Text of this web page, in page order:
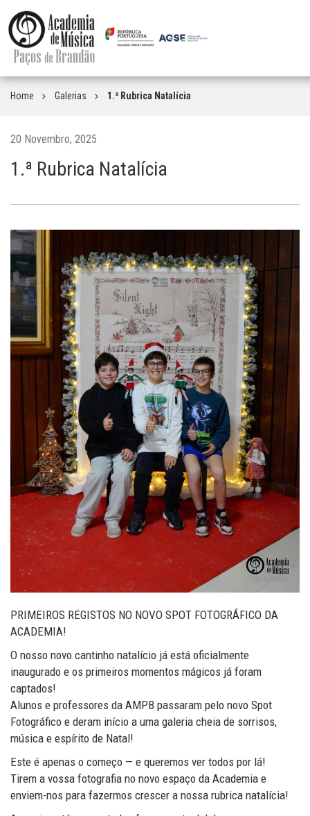
Home Galerias 1.ª Rubrica Natalícia
20 Novembro, 2025
1.ª Rubrica Natalícia
PRIMEIROS REGISTOS NO NOVO SPOT FOTOGRÁFICO DA
ACADEMIA!
O nosso novo cantinho natalício já está oficialmente
inaugurado e os primeiros momentos mágicos já foram
captados!
Alunos e professores da AMPB passaram pelo novo Spot
Fotográfico e deram início a uma galeria cheia de sorrisos,
música e espírito de Natal!
Este é apenas o começo — e queremos ver todos por lá!
Tirem a vossa fotografia no novo espaço da Academia e
enviem-nos para fazermos crescer a nossa rubrica natalícia!